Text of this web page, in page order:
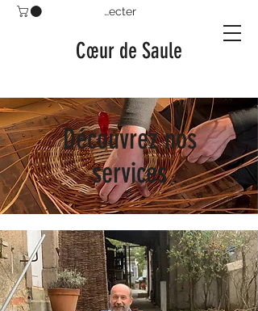
Se connecter
Cœur de Saule
Découvrez nos
services